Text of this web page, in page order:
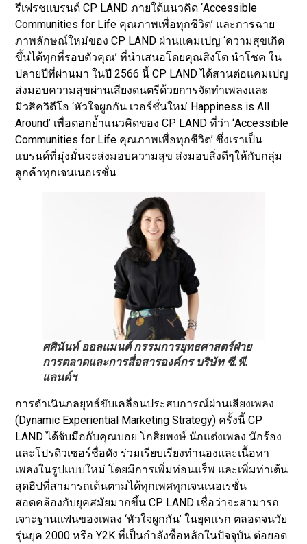
รีเฟรชแบรนด์ CP LAND ภายใต้แนวคิด ‘Accessible
Communities for Life คุณภาพเพื่อทุกชีวิต’ และการฉาย
ภาพลักษณ์ใหม่ของ CP LAND ผ่านแคมเปญ ‘ความสุขเกิด
ขึ้นได้ทุกที่รอบตัวคุณ’ ที่นำเสนอโดยคุณสิงโต นำโชค ใน
ปลายปีที่ผ่านมา ในปี 2566 นี้ CP LAND ได้สานต่อแคมเปญ
ส่งมอบความสุขผ่านเสียงดนตรีด้วยการจัดทำเพลงและ
มิวสิควิดีโอ ‘หัวใจผูกกัน เวอร์ชั่นใหม่ Happiness is All
Around’ เพื่อตอกย้ำแนวคิดของ CP LAND ที่ว่า ‘Accessible
Communities for Life คุณภาพเพื่อทุกชีวิต’ ซึ่งเราเป็น
แบรนด์ที่มุ่งมั่นจะส่งมอบความสุข ส่งมอบสิ่งดีๆให้กับกลุ่ม
ลูกค้าทุกเจนเนอเรชั่น
ศศินันท์ ออลแมนต์ กรรมการยุทธศาสตร์ฝ่าย
การตลาดและการสื่อสารองค์กร บริษัท ซี.พี.
แลนด์ฯ
การดำเนินกลยุทธ์ขับเคลื่อนประสบการณ์ผ่านเสียงเพลง
(Dynamic Experiential Marketing Strategy) ครั้งนี้ CP
LAND ได้จับมือกับคุณบอย โกสิยพงษ์ นักแต่งเพลง นักร้อง
และโปรดิวเซอร์ชื่อดัง ร่วมเรียบเรียงทำนองและเนื้อหา
เพลงในรูปแบบใหม่ โดยมีการเพิ่มท่อนแร็พ และเพิ่มท่าเต้น
สุดฮิปที่สามารถเต้นตามได้ทุกเพศทุกเจนเนอเรชั่น
สอดคล้องกับยุคสมัยมากขึ้น CP LAND เชื่อว่าจะสามารถ
เจาะฐานแฟนของเพลง ‘หัวใจผูกกัน’ ในยุคแรก ตลอดจนวัย
รุ่นยุค 2000 หรือ Y2K ที่เป็นกำลังซื้อหลักในปัจจุบัน ต่อยอด